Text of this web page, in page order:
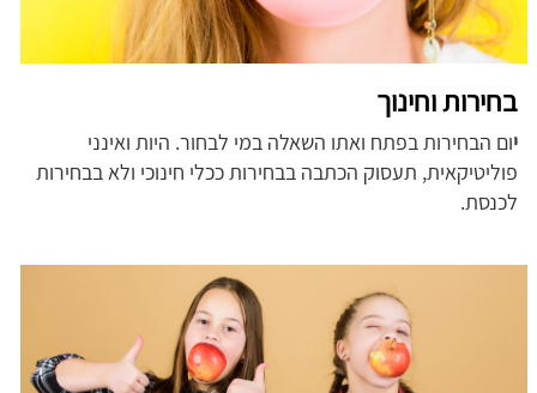
בחירות וחינוך
יום הבחירות בפתח ואתו השאלה במי לבחור. היות ואינני
פוליטיקאית, תעסוק הכתבה בבחירות ככלי חינוכי ולא בבחירות
לכנסת.